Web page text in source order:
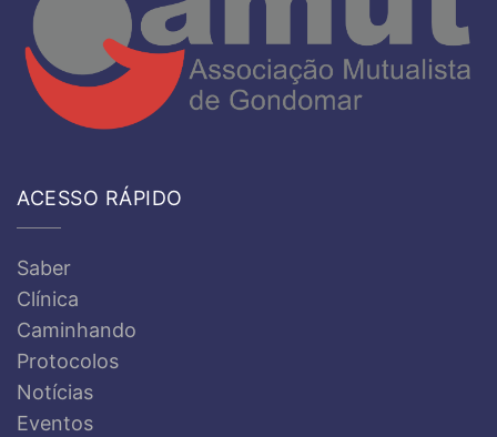
ACESSO RÁPIDO
Saber
Clínica
Caminhando
Protocolos
Notícias
Eventos